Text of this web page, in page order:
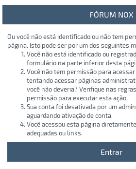
FÓRUM NOX
Ou você não está identificado ou não tem
página. Isto pode ser por um dos seguintes
Você não está identificado ou
formulário na parte inferior desta
Você não tem permissão para
tentando acessar páginas
você não deveria? Verifique nas
permissão para executar esta ação.
Sua conta foi desativada por um
aguardando ativação de conta.
Você acessou esta página
adequadas ou links.
Entrar